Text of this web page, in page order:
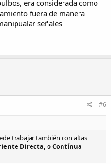
era considerada como
fuera de manera
señales.
#6
trabajar también con altas
Directa, o Contínua